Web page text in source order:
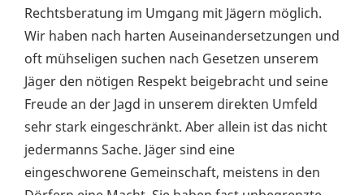
Rechtsberatung im Umgang mit Jägern möglich.
Wir haben nach harten Auseinandersetzungen und
oft mühseligen suchen nach Gesetzen unserem
Jäger den nötigen Respekt beigebracht und seine
Freude an der Jagd in unserem direkten Umfeld
sehr stark eingeschränkt. Aber allein ist das nicht
jedermanns Sache. Jäger sind eine
eingeschworene Gemeinschaft, meistens in den